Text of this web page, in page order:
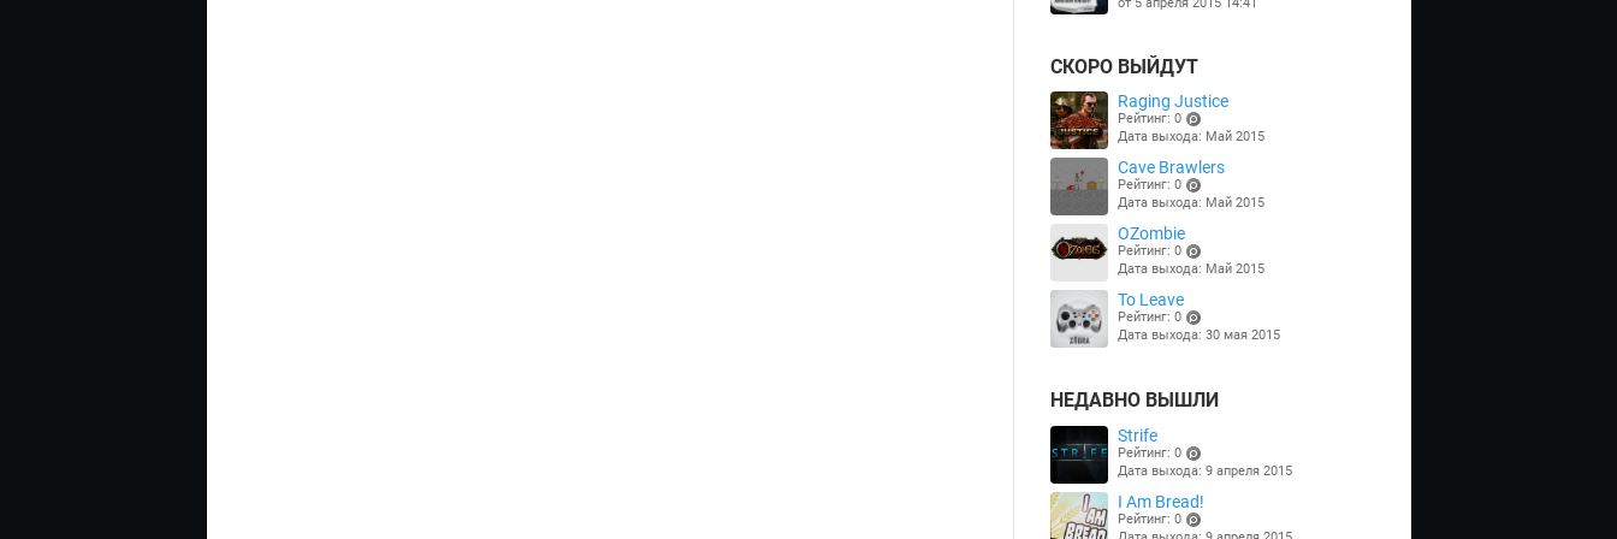
СКОРО ВЫЙДУТ
Raging Justice
Рейтинг: 0
(points)
Дата выхода: Май 2015
Cave Brawlers
Рейтинг: 0
(points)
Дата выхода: Май 2015
OZombie
Рейтинг: 0
(points)
Дата выхода: Май 2015
To Leave
Рейтинг: 0
(points)
Дата выхода: 30 мая 2015
НЕДАВНО ВЫШЛИ
Strife
Рейтинг: 0
(points)
Дата выхода: 9 апреля 2015
I Am Bread!
Рейтинг: 0